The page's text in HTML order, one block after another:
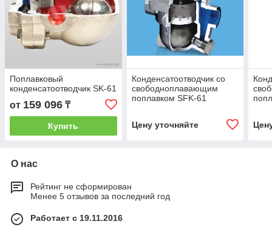
Поплавковый
конденсатоотводчик SK-61
от 159 096 ₸
Купить
Конденсатоотводчик со
свободноплавающим
поплавком SFK-61
Цену уточняйте
О нас
Рейтинг не сформирован
Менее 5 отзывов за последний год
Работает с 19.11.2016